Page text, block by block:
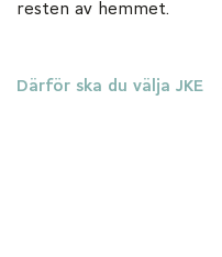
resten av hemmet.
Därför ska du välja JKE